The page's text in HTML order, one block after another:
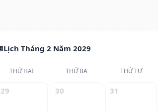
Lịch Tháng 2 Năm 2029
THỨ HAI THỨ BA THỨ TƯ
29 30 31